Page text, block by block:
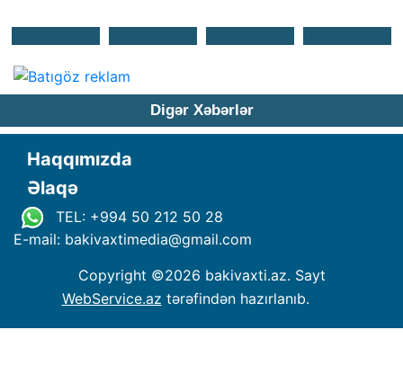
Digər Xəbərlər
Haqqımızda
Əlaqə
TEL: +994 50 212 50 28
E-mail: bakivaxtimedia@gmail.com
Copyright ©2026 bakivaxti.az. Sayt
WebService.az tərəfindən hazırlanıb.